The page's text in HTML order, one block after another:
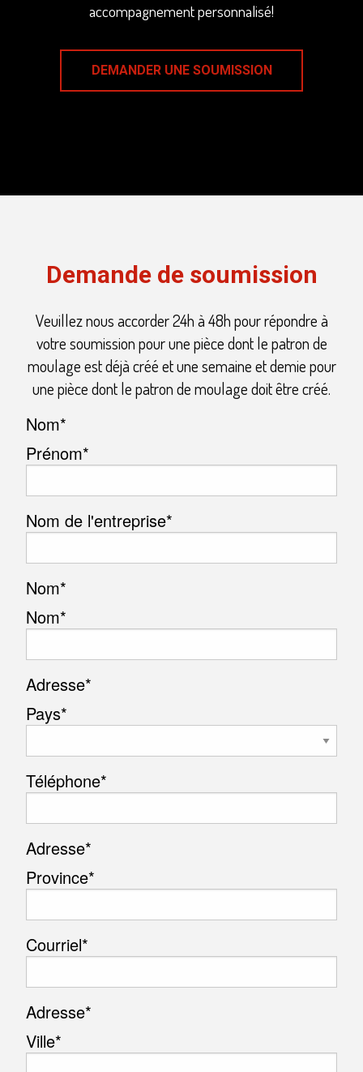
accompagnement personnalisé!
DEMANDER UNE SOUMISSION
Demande de soumission
Veuillez nous accorder 24h à 48h pour répondre à
votre soumission pour une pièce dont le patron de
moulage est déjà créé et une semaine et demie pour
une pièce dont le patron de moulage doit être créé.
Nom*
Prénom*
Nom de l'entreprise*
Nom*
Nom*
Adresse*
Pays*
Téléphone*
Adresse*
Province*
Courriel*
Adresse*
Ville*